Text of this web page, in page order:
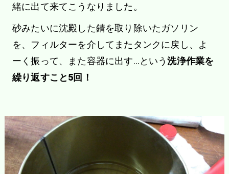
緒に出て来てこうなりました。
砂みたいに沈殿した錆を取り除いたガソリン
を、フィルターを介してまたタンクに戻し、よ
ーく振って、また容器に出す…という洗浄作業を
繰り返すこと5回！